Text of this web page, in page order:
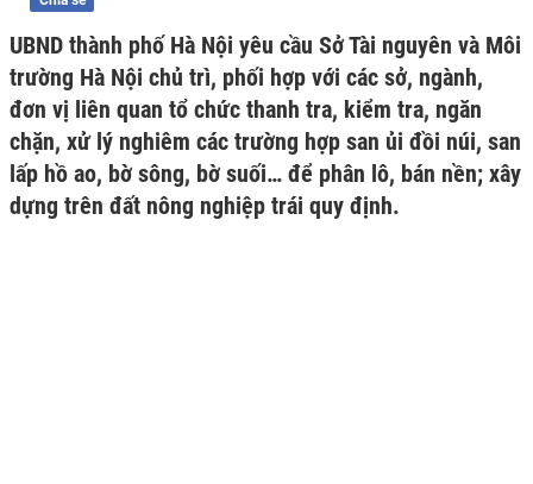
UBND thành phố Hà Nội yêu cầu Sở Tài nguyên và Môi
trường Hà Nội chủ trì, phối hợp với các sở, ngành,
đơn vị liên quan tổ chức thanh tra, kiểm tra, ngăn
chặn, xử lý nghiêm các trường hợp san ủi đồi núi, san
lấp hồ ao, bờ sông, bờ suối… để phân lô, bán nền; xây
dựng trên đất nông nghiệp trái quy định.